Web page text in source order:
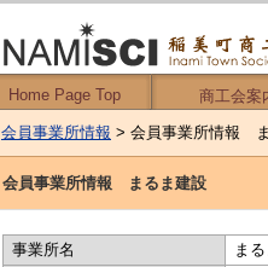
Home Page Top 商工会案
会員事業所情報 > 会員事業所情報
会員事業所情報 まるま建設
事業所名
ま